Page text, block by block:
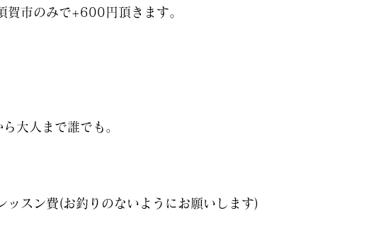
賀市のみで+600円頂きます。
大人まで誰でも。
ッスン費(お釣りのないようにお願いします)